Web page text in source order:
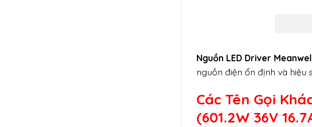
Nguồn LED Driver
nguồn điện ổn định và hiệu
Các Tên Gọi
(601.2W 36V